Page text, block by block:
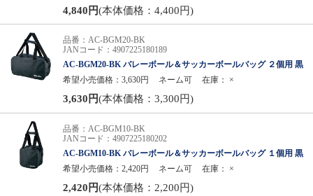
4,840円(本体価格：4,400円)
品番：AC-BGM20-BK
JANコード：4907225180189
AC-BGM20-BK バレーボール＆サッカーボールバッグ ２個用 黒
希望小売価格：3,630円
ネーム可 在庫： ×
3,630円(本体価格：3,300円)
品番：AC-BGM10-BK
JANコード：4907225180202
AC-BGM10-BK バレーボール＆サッカーボールバッグ １個用 黒
希望小売価格：2,420円
ネーム可 在庫： ×
2,420円(本体価格：2,200円)